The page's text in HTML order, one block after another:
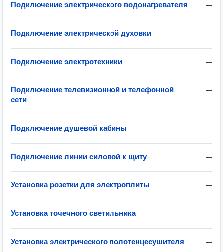
—
Подключение электрического водонагревателя
—
Подключение электрической духовки
—
Подключение электротехники
—
Подключение телевизионной и телефонной
сети
—
Подключение душевой кабины
—
Подключение линии силовой к щиту
—
Установка розетки для электроплиты
—
Установка точечного светильника
—
Установка электрического полотенцесушителя